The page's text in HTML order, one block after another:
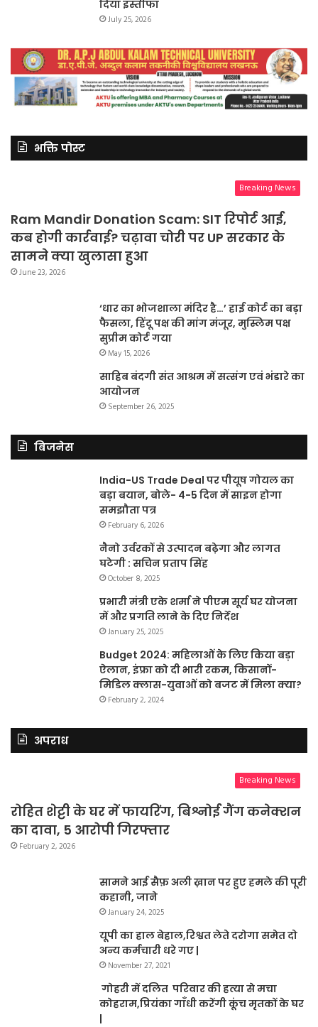
दिया इस्तीफा
July 25, 2026
भक्ति पोस्ट
Breaking News
Ram Mandir Donation Scam: SIT रिपोर्ट आई,
कब होगी कार्रवाई? चढ़ावा चोरी पर UP सरकार के
सामने क्या खुलासा हुआ
June 23, 2026
‘धार का भोजशाला मंदिर है…’ हाई कोर्ट का बड़ा
फैसला, हिंदू पक्ष की मांग मंजूर, मुस्लिम पक्ष
सुप्रीम कोर्ट गया
May 15, 2026
साहिब बंदगी संत आश्रम में सत्संग एवं भंडारे का
आयोजन
September 26, 2025
बिजनेस
India-US Trade Deal पर पीयूष गोयल का
बड़ा बयान, बोले- 4-5 दिन में साइन होगा
समझौता पत्र
February 6, 2026
नैनो उर्वरकों से उत्पादन बढ़ेगा और लागत
घटेगी : सचिन प्रताप सिंह
October 8, 2025
प्रभारी मंत्री एके शर्मा ने पीएम सूर्य घर योजना
में और प्रगति लाने के दिए निर्देश
January 25, 2025
Budget 2024: महिलाओं के लिए किया बड़ा
ऐलान, इंफ्रा को दी भारी रकम, किसानों-
मिडिल क्लास-युवाओं को बजट में मिला क्या?
February 2, 2024
अपराध
Breaking News
रोहित शेट्टी के घर में फायरिंग, बिश्नोई गैंग कनेक्शन
का दावा, 5 आरोपी गिरफ्तार
February 2, 2026
सामने आई सैफ़ अली ख़ान पर हुए हमले की पूरी
कहानी, जाने
January 24, 2025
यूपी का हाल बेहाल,रिश्वत लेते दरोगा समेत दो
अन्य कर्मचारी धरे गए |
November 27, 2021
गोहरी में दलित परिवार की हत्या से मचा
कोहराम,प्रियंका गाँधी करेंगी कूंच मृतकों के घर
|